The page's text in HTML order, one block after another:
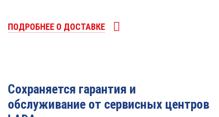
ПОДРОБНЕЕ О ДОСТАВКЕ
Сохраняется гарантия и
обслуживание от сервисных центров